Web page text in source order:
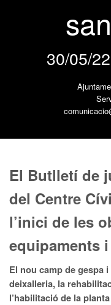
30/05/22
El Butlletí de
del Centre
l’inici de les
equipaments
El nou camp de gespa
deixalleria, la
l’habilitació de la